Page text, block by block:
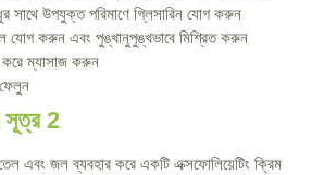
সাথে উপযুক্ত পরিমাণে গ্লিসারিন যোগ করুন
যোগ করুন এবং পুঙ্খানুপুঙ্খভাবে মিশ্রিত করুন
ম্যাসাজ করুন
সূত্র 2
এবং জল ব্যবহার করে একটি এক্সফোলিয়েটিং ক্রিম